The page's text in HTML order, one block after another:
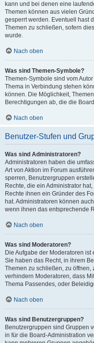
kann und bei denen eine
Themen können aus vielen
gesperrt werden. Eventuell hast
Themen zu schließen, sofern
wurde.
Nach oben
Was sind Themen-Symbole?
Themen-Symbole sind vom
Thema in Verbindung stehen
können. Die Möglichkeit,
Berechtigungen ab, die die
Nach oben
Benutzer-Stufen und
Was sind Administratoren?
Administratoren haben die
Art von Aktion im Forum
sperren, Benutzergruppen
Rechte, die ein Administrator
Rechte ihnen ein Gründer des
hat. Administratoren können
wenn ihnen das entsprechende
Nach oben
Was sind Moderatoren?
Die Aufgabe der Moderatoren
Sie haben das Recht, in ihrem
Themen zu schließen, zu
verhindern Moderatoren, dass
Thema Passendes, oder
Nach oben
Was sind Benutzergruppen?
Benutzergruppen sind Gruppen
in für die Board-Administration